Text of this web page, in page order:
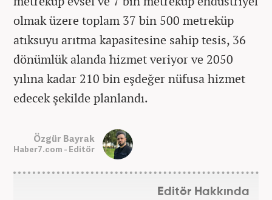
olmak üzere toplam 37 bin 500 metreküp
atıksuyu arıtma kapasitesine sahip tesis, 36
dönümlük alanda hizmet veriyor ve 2050
yılına kadar 210 bin eşdeğer nüfusa hizmet
edecek şekilde planlandı.
Özgür Bayrak
Haber7.com - Editör
Editör Hakkında